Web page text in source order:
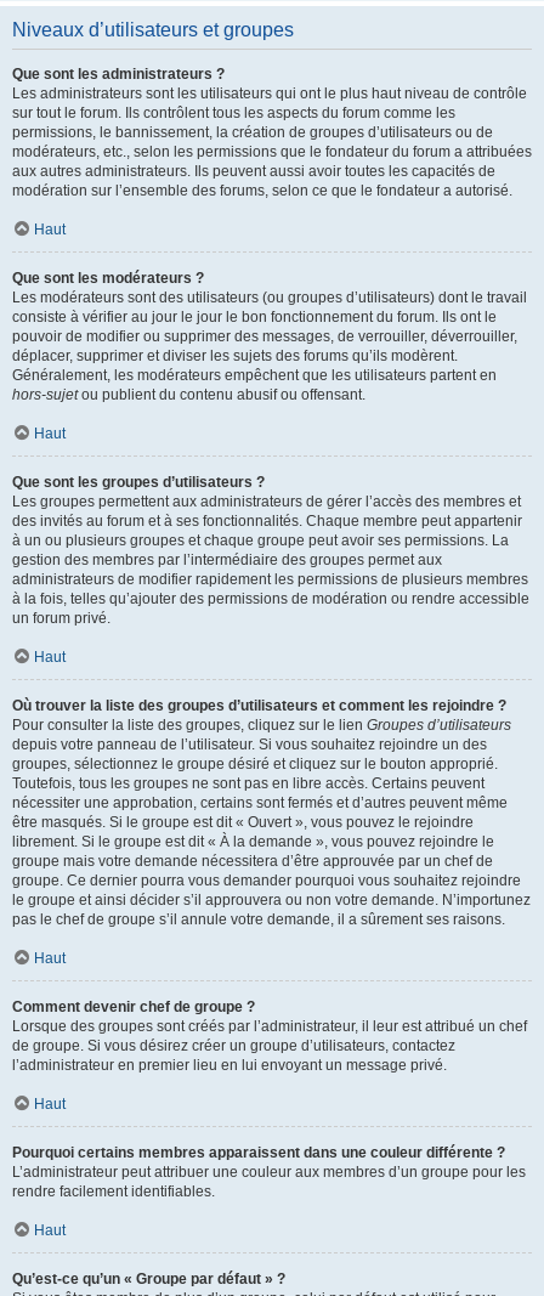
Niveaux d’utilisateurs et groupes
Que sont les administrateurs ?
Les administrateurs sont les utilisateurs qui ont le plus haut niveau de contrôle
sur tout le forum. Ils contrôlent tous les aspects du forum comme les
permissions, le bannissement, la création de groupes d’utilisateurs ou de
modérateurs, etc., selon les permissions que le fondateur du forum a attribuées
aux autres administrateurs. Ils peuvent aussi avoir toutes les capacités de
modération sur l’ensemble des forums, selon ce que le fondateur a autorisé.
Haut
Que sont les modérateurs ?
Les modérateurs sont des utilisateurs (ou groupes d’utilisateurs) dont le travail
consiste à vérifier au jour le jour le bon fonctionnement du forum. Ils ont le
pouvoir de modifier ou supprimer des messages, de verrouiller, déverrouiller,
déplacer, supprimer et diviser les sujets des forums qu’ils modèrent.
Généralement, les modérateurs empêchent que les utilisateurs partent en
hors-sujetou publient du contenu abusif ou offensant.
Haut
Que sont les groupes d’utilisateurs ?
Les groupes permettent aux administrateurs de gérer l’accès des membres et
des invités au forum et à ses fonctionnalités. Chaque membre peut appartenir
à un ou plusieurs groupes et chaque groupe peut avoir ses permissions. La
gestion des membres par l’intermédiaire des groupes permet aux
administrateurs de modifier rapidement les permissions de plusieurs membres
à la fois, telles qu’ajouter des permissions de modération ou rendre accessible
un forum privé.
Haut
Où trouver la liste des groupes d’utilisateurs et comment les rejoindre ?
Pour consulter la liste des groupes, cliquez sur le lien Groupes d’utilisateurs
depuis votre panneau de l’utilisateur. Si vous souhaitez rejoindre un des
groupes, sélectionnez le groupe désiré et cliquez sur le bouton approprié.
Toutefois, tous les groupes ne sont pas en libre accès. Certains peuvent
nécessiter une approbation, certains sont fermés et d’autres peuvent même
être masqués. Si le groupe est dit « Ouvert », vous pouvez le rejoindre
librement. Si le groupe est dit « À la demande », vous pouvez rejoindre le
groupe mais votre demande nécessitera d’être approuvée par un chef de
groupe. Ce dernier pourra vous demander pourquoi vous souhaitez rejoindre
le groupe et ainsi décider s’il approuvera ou non votre demande. N’importunez
pas le chef de groupe s’il annule votre demande, il a sûrement ses raisons.
Haut
Comment devenir chef de groupe ?
Lorsque des groupes sont créés par l’administrateur, il leur est attribué un chef
de groupe. Si vous désirez créer un groupe d’utilisateurs, contactez
l’administrateur en premier lieu en lui envoyant un message privé.
Haut
Pourquoi certains membres apparaissent dans une couleur différente ?
L’administrateur peut attribuer une couleur aux membres d’un groupe pour les
rendre facilement identifiables.
Haut
Qu’est-ce qu’un « Groupe par défaut » ?